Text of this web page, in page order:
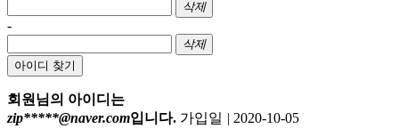
삭제
-
삭제
아이디 찾기
회원님의 아이디는
zip*****@naver.com입니다. 가입일 | 2020-10-05